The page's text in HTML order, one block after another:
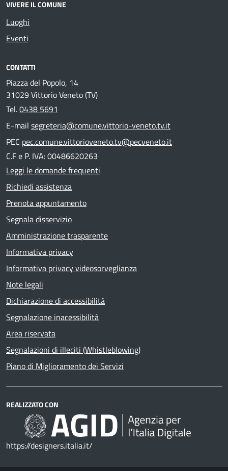
VIVERE IL COMUNE
Luoghi
Eventi
CONTATTI
Piazza del Popolo, 14
31029 Vittorio Veneto (TV)
Tel.0438 5691
E-mail segreteria@comune.vittorio-veneto.tv.it
PEC pec.comune.vittorioveneto.tv@pecveneto.it
C.F e P. IVA: 00486620263
Leggi le domande frequenti
Richiedi assistenza
Prenota appuntamento
Segnala disservizio
Amministrazione trasparente
Informativa privacy
Informativa privacy videosorveglianza
Note legali
Dichiarazione di accessibilità
Segnalazione inacessibilità
Area riservata
Segnalazioni di illeciti (Whistleblowing)
Piano di Miglioramento dei Servizi
REALIZZATO CON
https://designers.italia.it/